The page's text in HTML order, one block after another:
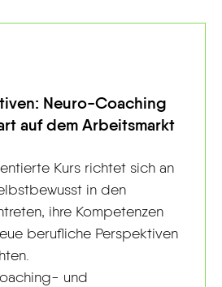
Neuro-Coaching
auf dem Arbeitsmarkt
Kurs richtet sich an
in den
ihre Kompetenzen
berufliche Perspektiven
und